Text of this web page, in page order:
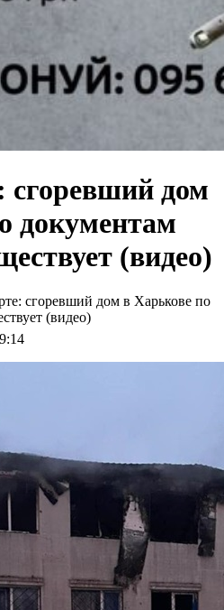
сгоревший дом
документам
(видео)
сгоревший дом в Харькове по
(видео)